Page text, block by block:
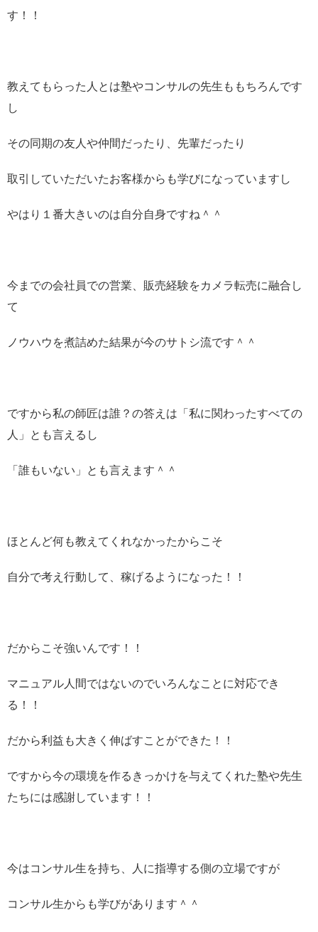
す！！
教えてもらった人とは塾やコンサルの先生ももちろんです
し
その同期の友人や仲間だったり、先輩だったり
取引していただいたお客様からも学びになっていますし
やはり１番大きいのは自分自身ですね＾＾
今までの会社員での営業、販売経験をカメラ転売に融合し
て
ノウハウを煮詰めた結果が今のサトシ流です＾＾
ですから私の師匠は誰？の答えは「私に関わったすべての
人」とも言えるし
「誰もいない」とも言えます＾＾
ほとんど何も教えてくれなかったからこそ
自分で考え行動して、稼げるようになった！！
だからこそ強いんです！！
マニュアル人間ではないのでいろんなことに対応でき
る！！
だから利益も大きく伸ばすことができた！！
ですから今の環境を作るきっかけを与えてくれた塾や先生
たちには感謝しています！！
今はコンサル生を持ち、人に指導する側の立場ですが
コンサル生からも学びがあります＾＾